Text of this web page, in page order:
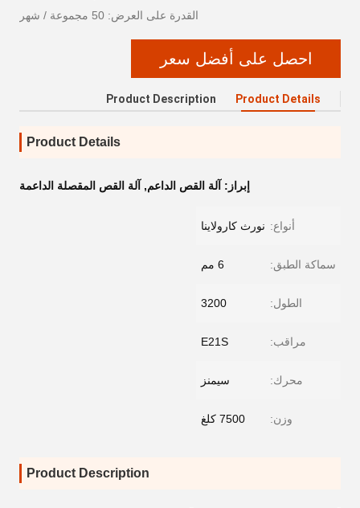
القدرة على العرض: 50 مجموعة / شهر
احصل على أفضل سعر
Product Details
Product Description
Product Details
إبراز: آلة القص الداعم, آلة القص المقصلة الداعمة
أنواع: نورث كارولاينا
سماكة الطبق: 6 مم
الطول: 3200
مراقب: E21S
محرك: سيمنز
وزن: 7500 كلغ
Product Description